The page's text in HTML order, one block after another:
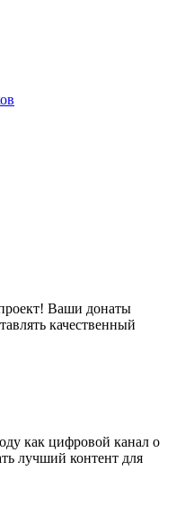
Ваши донаты
качественный
как цифровой канал о
лучший контент для